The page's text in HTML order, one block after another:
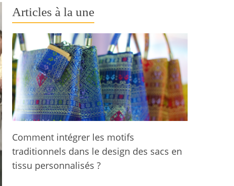
Articles à la une
Comment intégrer les motifs
traditionnels dans le design des sacs en
tissu personnalisés ?